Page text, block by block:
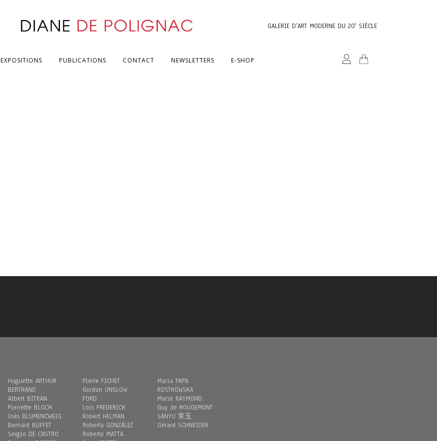
GALERIE D’ART MODERNE DU 20E SIÈCLE
EXPOSITIONS PUBLICATIONS CONTACT NEWSLETTERS E-SHOP
Huguette ARTHUR
BERTRAND
Albert BITRAN
Pierrette BLOCH
Inès BLUMENCWEIG
Bernard BUFFET
Sergio DE CASTRO
Pierre FICHET
Gordon ONSLOW
FORD
Loïs FREDERICK
Robert HELMAN
Roberta GONZÁLEZ
Roberto MATTA
Maria PAPA
ROSTKOWSKA
Marie RAYMOND
Guy de ROUGEMONT
SANYU 常玉
Gérard SCHNEIDER